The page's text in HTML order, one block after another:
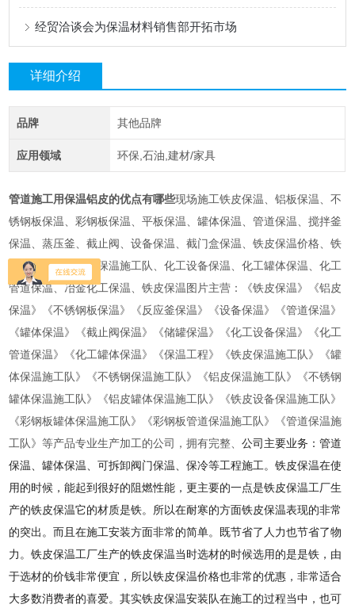
经贸洽谈会为保温材料销售部开拓市场
详细介绍
品牌 其他品牌
应用领域 环保,石油,建材/家具
管道施工用保温铝皮的优点有哪些现场施工铁皮保温、铝板保温、不
锈钢板保温、彩钢板保温、平板保温、罐体保温、管道保温、搅拌釜
保温、蒸压釜、截止阀、设备保温、截门盒保温、铁皮保温价格、铁
皮保温工程、铁皮保温施工队、化工设备保温、化工罐体保温、化工
管道保温、冶金化工保温、铁皮保温图片主营：《铁皮保温》《铝皮
保温》《不锈钢板保温》《反应釜保温》《设备保温》《管道保温》
《罐体保温》《截止阀保温》《储罐保温》《化工设备保温》《化工
管道保温》《化工罐体保温》《保温工程》《铁皮保温施工队》《罐
体保温施工队》《不锈钢保温施工队》《铝皮保温施工队》《不锈钢
罐体保温施工队》《铝皮罐体保温施工队》《铁皮设备保温施工队》
《彩钢板罐体保温施工队》《彩钢板管道保温施工队》《管道保温施
工队》等产品专业生产加工的公司，拥有完整、公司主要业务：管道
保温、罐体保温、可拆卸阀门保温、保冷等工程施工。铁皮保温在使
用的时候，能起到很好的阻燃性能，更主要的一点是铁皮保温工厂生
产的铁皮保温它的材质是铁。所以在耐寒的方面铁皮保温表现的非常
的突出。而且在施工安装方面非常的简单。既节省了人力也节省了物
力。铁皮保温工厂生产的铁皮保温当时选材的时候选用的是是铁，由
于选材的价钱非常便宜，所以铁皮保温价格也非常的优惠，非常适合
大多数消费者的喜爱。其实铁皮保温安装队在施工的过程当中，也可